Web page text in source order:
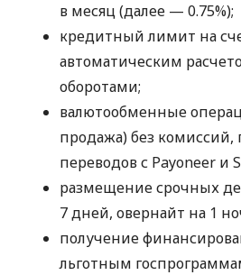
в месяц (далее — 0.75%);
кредитный лимит на
автоматическим
оборотами;
валютообменные
продажа) без комиссий,
переводов с Payoneer и
размещение срочных
7 дней, овернайт на 1
получение
льготным